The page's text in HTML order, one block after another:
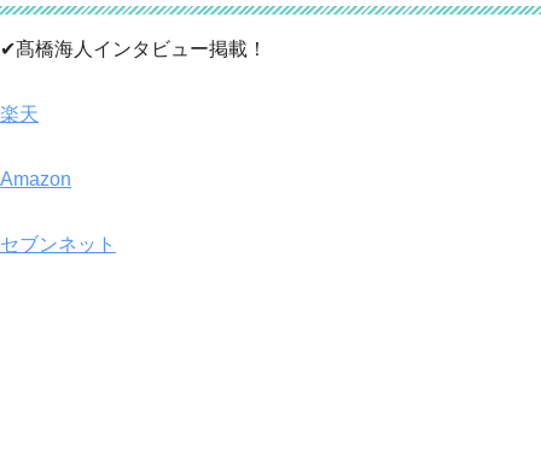
✔髙橋海人インタビュー掲載！
楽天
Amazon
セブンネット